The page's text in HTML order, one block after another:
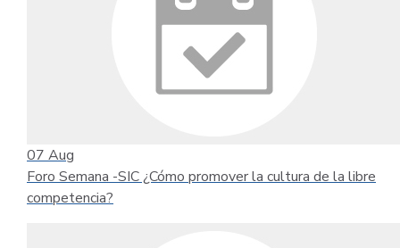
07 Aug
Foro Semana -SIC ¿Cómo promover la cultura de la libre
competencia?